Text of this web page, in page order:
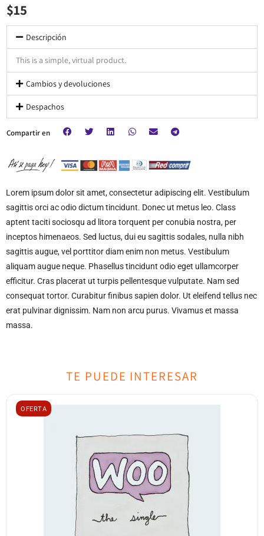
$15
Descripción
This is a simple, virtual product.
Cambios y devoluciones
Despachos
Compartir en
Lorem ipsum dolor sit amet, consectetur adipiscing elit. Vestibulum
sagittis orci ac odio dictum tincidunt. Donec ut metus leo. Class
aptent taciti sociosqu ad litora torquent per conubia nostra, per
inceptos himenaeos. Sed luctus, dui eu sagittis sodales, nulla nibh
sagittis augue, vel porttitor diam enim non metus. Vestibulum
aliquam augue neque. Phasellus tincidunt odio eget ullamcorper
efficitur. Cras placerat ut turpis pellentesque vulputate. Nam sed
consequat tortor. Curabitur finibus sapien dolor. Ut eleifend tellus nec
erat pulvinar dignissim. Nam non arcu purus. Vivamus et massa
massa.
TE PUEDE INTERESAR
OFERTA